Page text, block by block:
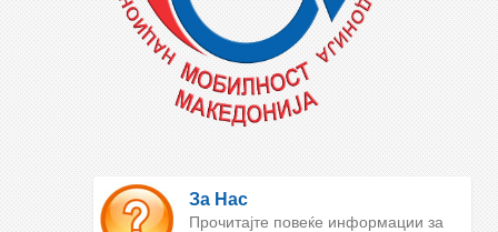
За Нас
Прочитајте повеќе информации за